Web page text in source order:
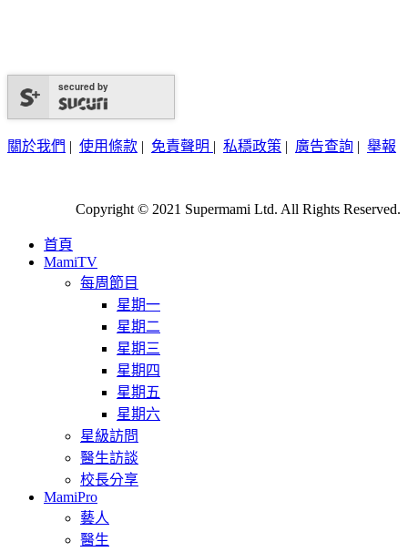
secured by
關於我們 | 使用條款 | 免責聲明 | 私穩政策 | 廣告查詢 | 舉報
Copyright © 2021 Supermami Ltd. All Rights Reserved.
首頁
MamiTV
每周節目
星期一
星期二
星期三
星期四
星期五
星期六
星級訪問
醫生訪談
校長分享
MamiPro
藝人
醫生